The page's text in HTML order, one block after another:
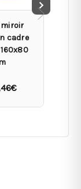
cadre